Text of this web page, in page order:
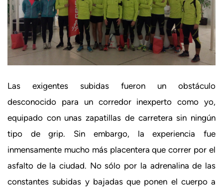
Las exigentes subidas fueron un obstáculo
desconocido para un corredor inexperto como yo,
equipado con unas zapatillas de carretera sin ningún
tipo de grip. Sin embargo, la experiencia fue
inmensamente mucho más placentera que correr por el
asfalto de la ciudad. No sólo por la adrenalina de las
constantes subidas y bajadas que ponen el cuerpo a